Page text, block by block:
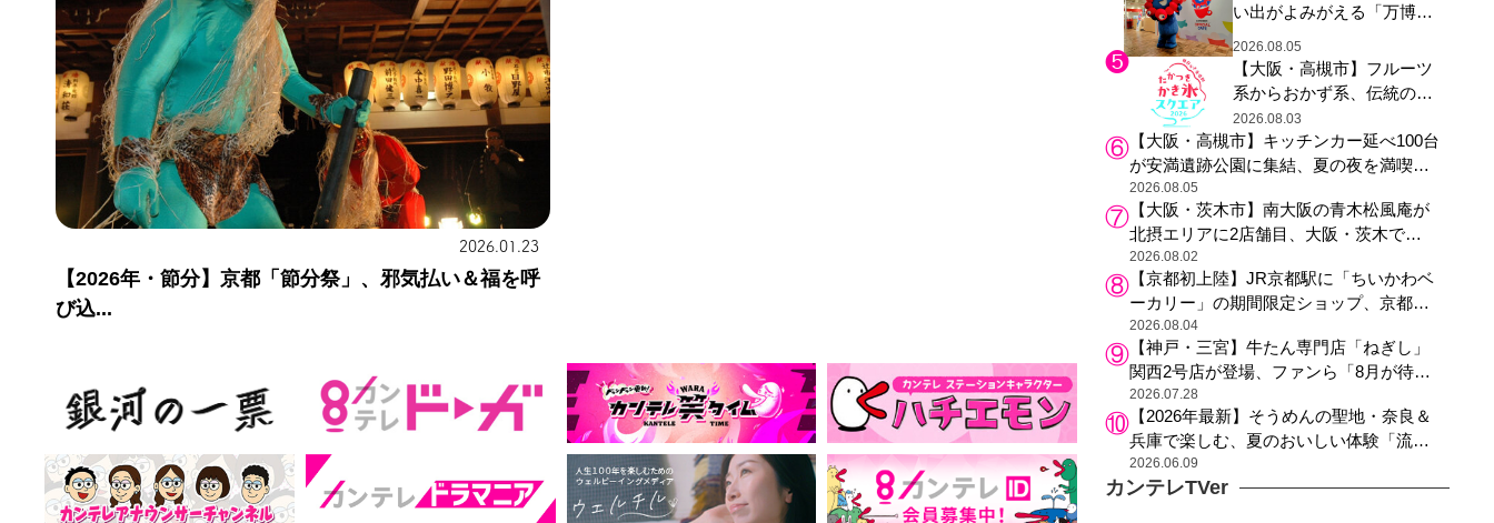
2026.01.23
【2026年・節分】京都「節分祭」、邪気払い＆福を呼
び込...
い出がよみがえる「万博レ
クミャク登場、大屋根リン
グ木材展示も
2026.08.05
【大阪・高槻市】フルーツ
系からおかず系、伝統の天
然氷まで人気店が集結、高
槻阪急スクエアで「かき
氷」祭り
2026.08.03
【大阪・高槻市】キッチンカー延べ100台
が安満遺跡公園に集結、夏の夜を満喫す
る4日間のグルメイベント
2026.08.05
【大阪・茨木市】南大阪の青木松風庵が
北摂エリアに2店舗目、大阪・茨木で
も“焼きたて”の月化粧が食べられる
2026.08.02
【京都初上陸】JR京都駅に「ちいかわベ
ーカリー」の期間限定ショップ、京都の
銘菓“おたべ”との限定コラボも
2026.08.04
【神戸・三宮】牛たん専門店「ねぎし」
関西2号店が登場、ファンら「8月が待ち
遠しい」と早くから注目
2026.07.28
【2026年最新】そうめんの聖地・奈良＆
兵庫で楽しむ、夏のおいしい体験「流し
そうめん体験」おすすめ3選
2026.06.09
カンテレTVer